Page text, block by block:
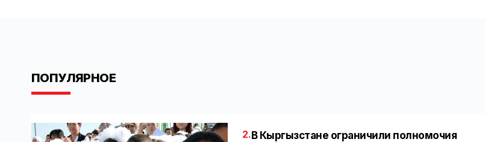
ПОПУЛЯРНОЕ
2.В Кыргызстане ограничили полномочия